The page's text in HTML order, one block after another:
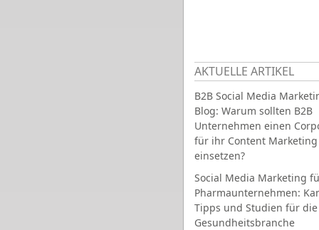
AKTUELLE ARTIKEL
B2B Social Media
Blog: Warum sollten B2B
Unternehmen einen
für ihr Content Marketing
einsetzen?
Social Media Marketing
Pharmaunternehmen:
Tipps und Studien für die
Gesundheitsbranche